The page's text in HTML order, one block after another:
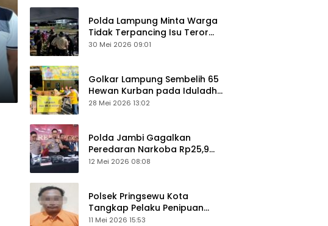
Polda Lampung Minta Warga
Tidak Terpancing Isu Teror
Pocong Palsu, Patroli
30 Mei 2026 09:01
Golkar Lampung Sembelih 65
Hewan Kurban pada Iduladha
1447 Hijriah
28 Mei 2026 13:02
Polda Jambi Gagalkan
Peredaran Narkoba Rp25,9
Miliar, Empat Tersangka
12 Mei 2026 08:08
Polsek Pringsewu Kota
Tangkap Pelaku Penipuan
Mobil, Sempat Kabur ke Jambi
11 Mei 2026 15:53